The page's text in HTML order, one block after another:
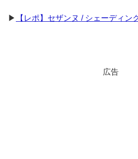
▶ 【レポ】セザンヌ / シェーディン
広告